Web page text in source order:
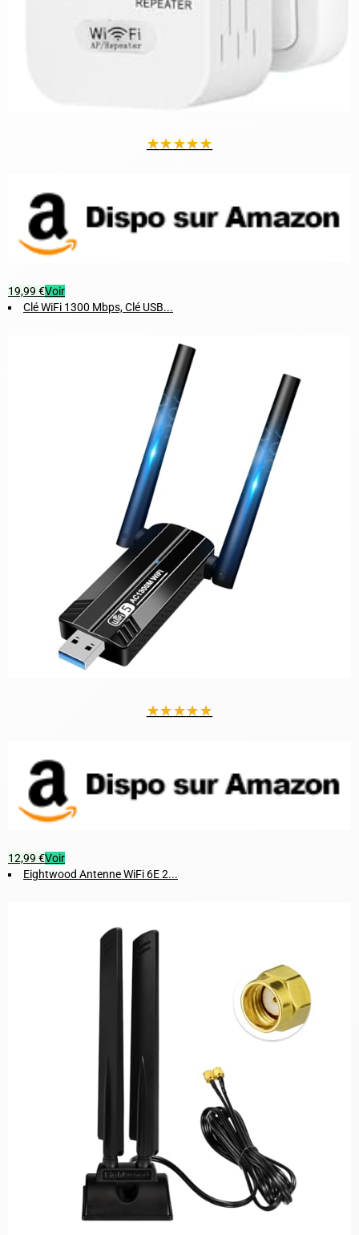
★★★★★
19,99 €Voir
Clé WiFi 1300 Mbps, Clé USB...
★★★★★
12,99 €Voir
Eightwood Antenne WiFi 6E 2...